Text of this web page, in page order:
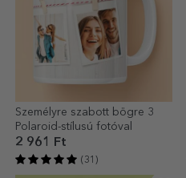
Személyre szabott bögre 3
Polaroid-stílusú fotóval
2 961 Ft
(31)